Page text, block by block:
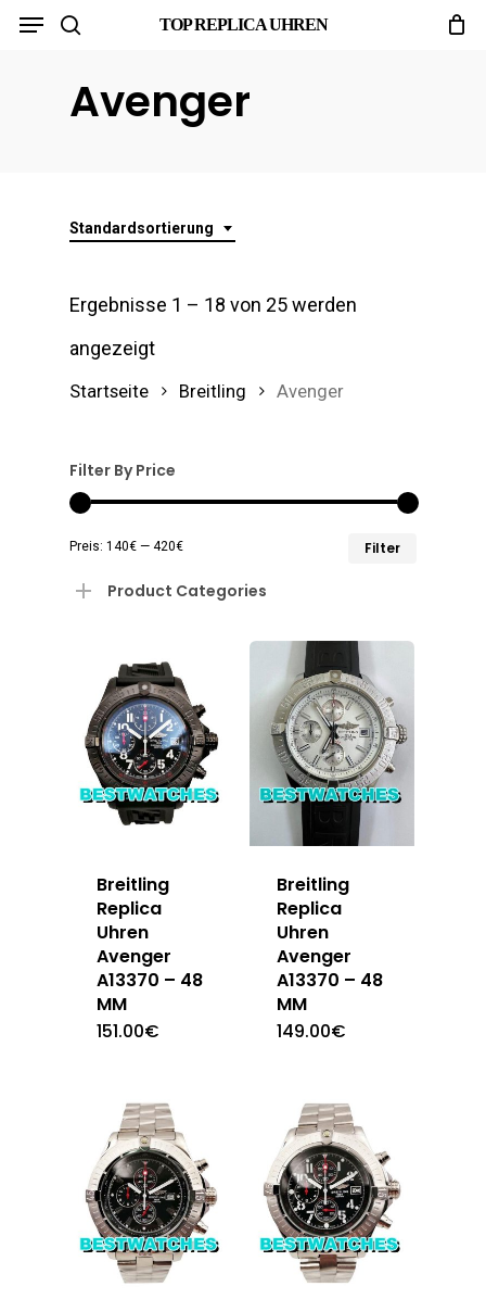
Skip
TOP REPLICA UHREN
Menu
Avenger
Standardsortierung
Ergebnisse 1 – 18 von 25 werden
angezeigt
Startseite Breitling Avenger
Filter By Price
Filter
Preis: 140€ — 420€
Product Categories
Breitling
Replica
Uhren
Avenger
A13370 – 48
MM
151.00€
Breitling
Replica
Uhren
Avenger
A13370 – 48
MM
149.00€